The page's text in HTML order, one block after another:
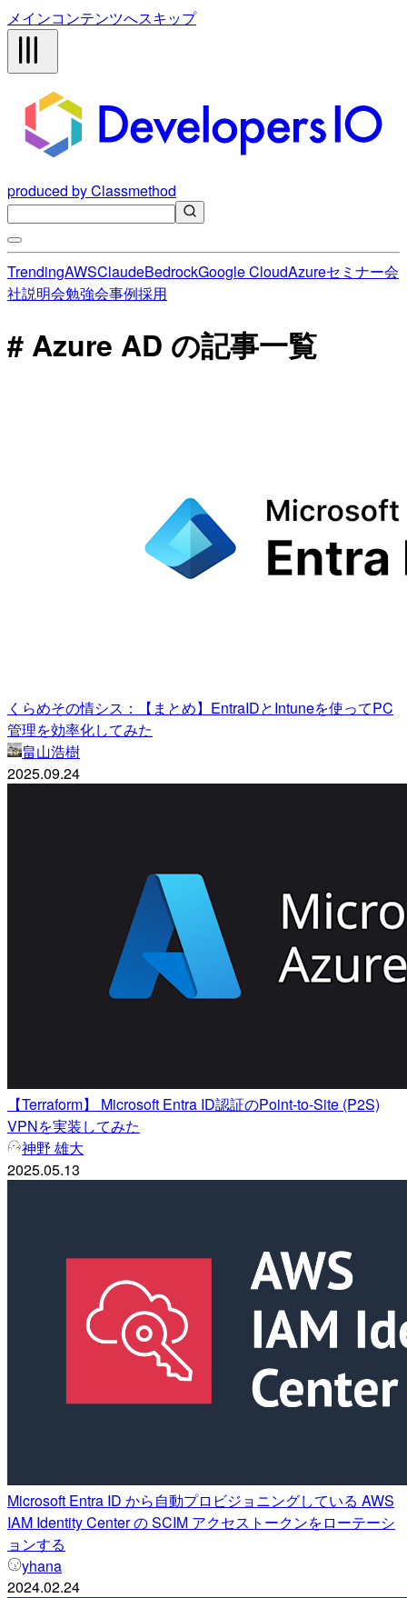
メインコンテンツへスキップ
produced by Classmethod
TrendingAWSClaudeBedrockGoogle CloudAzureセミナー会
社説明会勉強会事例採用
# Azure AD の記事一覧
くらめその情シス：【まとめ】EntraIDとIntuneを使ってPC
管理を効率化してみた
畠山浩樹
2025.09.24
【Terraform】 Microsoft Entra ID認証のPoint-to-Site (P2S)
VPNを実装してみた
神野 雄大
2025.05.13
Microsoft Entra ID から自動プロビジョニングしている AWS
IAM Identity Center の SCIM アクセストークンをローテーシ
ョンする
yhana
2024.02.24